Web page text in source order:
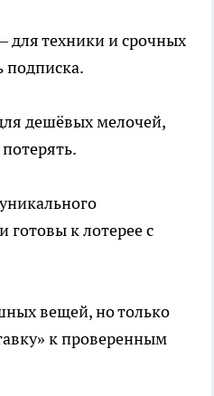
для техники и срочных
подписка.
дешёвых мелочей,
готовы к лотерее с
вещей, но только
к проверенным